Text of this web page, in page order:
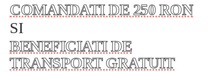
COMANDATI DE 250 RON
SI
BENEFICIATI DE
TRANSPORT GRATUIT